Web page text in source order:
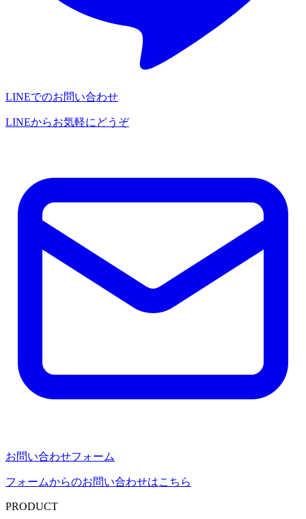
LINEでのお問い合わせ
LINEからお気軽にどうぞ
お問い合わせフォーム
フォームからのお問い合わせはこちら
PRODUCT